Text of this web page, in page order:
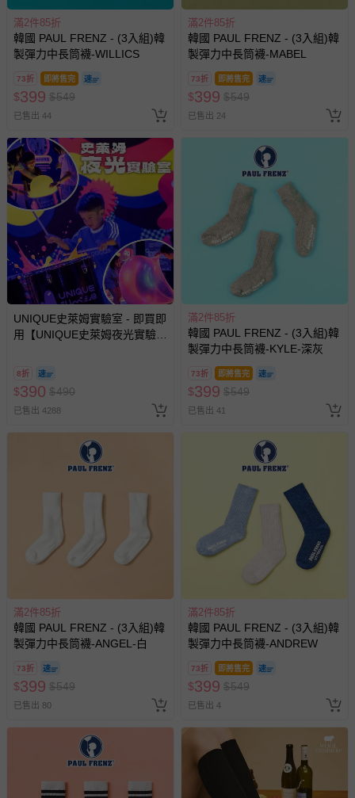
如需退換貨，請於收到商品7天（含例假日內提出），如為
瑕疵退換貨所產生的運費，將由媽咪愛負責處理，若非瑕疵
退貨，您可至『查詢訂單』>『已出貨』中查詢該筆訂單，
並點選『我要退貨』即可進行申請。若有相關退貨問題，請
至媽咪愛
LINE@客服ID: @mamilove 我們將依序為您處理
與服務，謝謝。
針對滿件折/滿額贈…等活動，如因部份退貨，而該訂單保
留商品未達活動門檻，將以原價計算，活動贈品亦需一併退
回。
部分商品依據消費者保護法的規定，不適用七天鑑賞期/猶
豫期範圍：
易於腐敗、保存期限較短或解約時即將逾期（例如生鮮
商品、食品等）。
客製化商品（例如客製生日書、姓名貼等）。
報紙、期刊或雜誌（惟書籍如經拆封、使用，則酌收整
新費用）。
經消費者拆封之影音商品或電腦軟體（例如 DVD、CD
等）。
非以有形媒介提供之數位內容或一經提供即為完成之線
戲或活動點數等）。
已拆封之以下類型商品：
-個人衛生用品（例如尿布、貼身衣物、泳裝、襪子、地
墊、寢具類等）。
-新生兒親膚衣物（嬰幼兒包巾與背巾、包屁衣、學習
褲、紗布衣等）。
-接觸性孕哺產品（奶嘴、奶瓶、擠乳器、哺乳衣、托腹
-其他原廠盒裝商品封口處已貼上「不可拆封」，或具警
示字句等說明貼紙、封條者。
國際航空、客運、訂房等服務。
相關的退換貨辦理流程，可詳見： 退換貨 & 退款問題
運送服務：目前提供的運送僅限台灣本島。如您位於離島地
區，可能會無法配送，或須依據商品需加收離島運費。廠商
亦保留出貨與否的權利。離島、偏遠地區、樓層親送等加價
費用，可能會另需加收。
滿2件85折
韓國 PAUL FRENZ - (3入組)韓
製彈力中長筒襪-WILLICS
73折 即將售完
$399 $549
已售出 44
滿2件85折
韓國 PAUL FRENZ - (3入組)韓
製彈力中長筒襪-MABEL
73折 即將售完
$399 $549
已售出 24
UNIQUE史萊姆實驗室 - 即買即
用【UNIQUE史萊姆夜光實驗室
人小孩均一價(3歲以上需購票))
8折
$390 $490
已售出 4288
滿2件85折
韓國 PAUL FRENZ - (3入組)韓
製彈力中長筒襪-KYLE-深灰
73折 即將售完
$399 $549
已售出 41
滿2件85折
韓國 PAUL FRENZ - (3入組)韓
製彈力中長筒襪-ANGEL-白
73折
$399 $549
已售出 80
滿2件85折
韓國 PAUL FRENZ - (3入組)韓
製彈力中長筒襪-ANDREW
73折 即將售完
$399 $549
已售出 4